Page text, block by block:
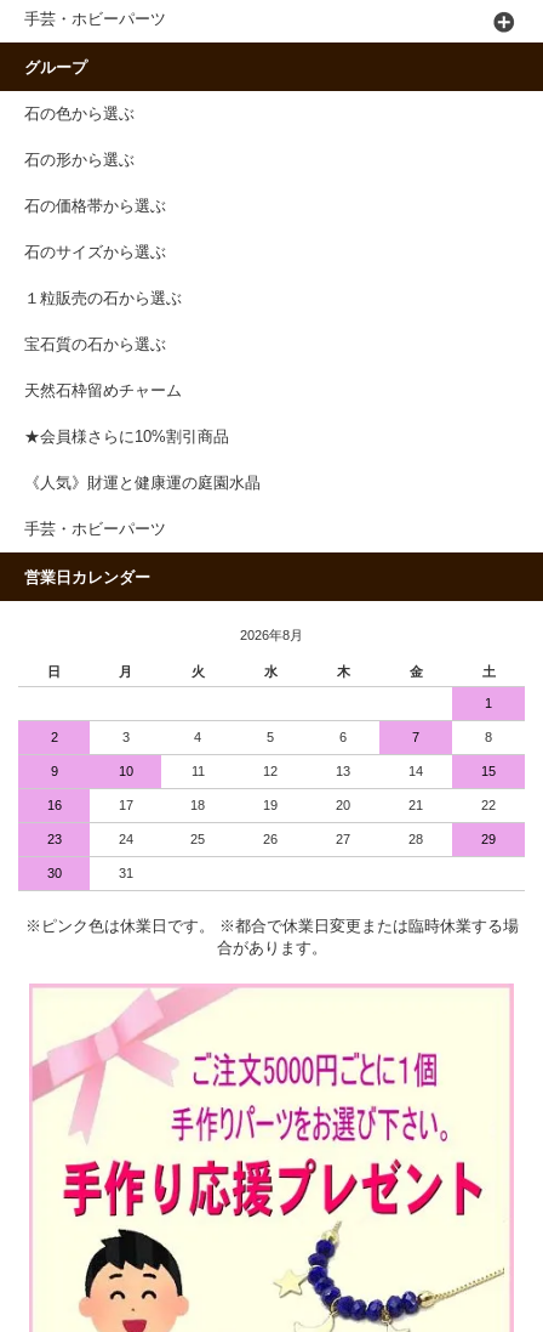
手芸・ホビーパーツ
グループ
石の色から選ぶ
石の形から選ぶ
石の価格帯から選ぶ
石のサイズから選ぶ
１粒販売の石から選ぶ
宝石質の石から選ぶ
天然石枠留めチャーム
★会員様さらに10%割引商品
《人気》財運と健康運の庭園水晶
手芸・ホビーパーツ
営業日カレンダー
2026年8月
日 月 火 水 木 金 土
1
2 3 4 5 6 7 8
9 10 11 12 13 14 15
16 17 18 19 20 21 22
23 24 25 26 27 28 29
30 31
※ピンク色は休業日です。 ※都合で休業日変更または臨時休業する場
合があります。